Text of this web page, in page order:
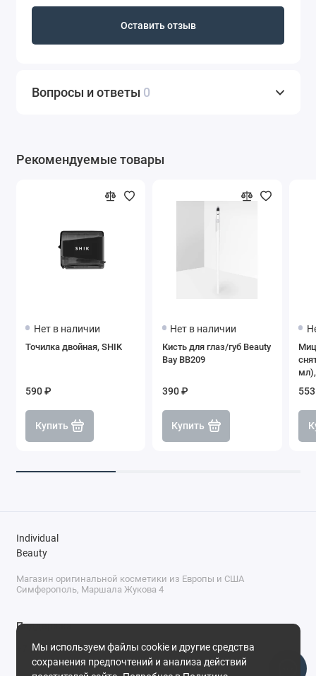
Оставить отзыв
Вопросы и ответы 0
Рекомендуемые товары
Нет в наличии
Точилка двойная, SHIK
590 ₽
Купить
Нет в наличии
Кисть для глаз/губ Beauty
Bay BB209
390 ₽
Купить
Мы используем файлы cookie и другие средства
сохранения предпочтений и анализа действий
Individual
Beauty
Магазин оригинальной косметики из Европы и США
Симферополь, Маршала Жукова 4
Поддержка
+7 (978) 586-46-46
ПН-ПТ: 9:00 - 18:00